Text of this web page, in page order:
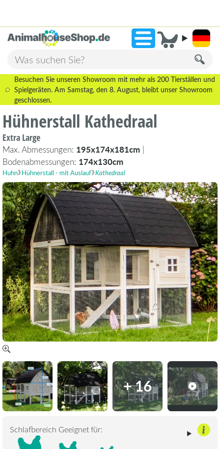
»2.238 Bewertungen!
Besuchen Sie unseren Showroom mit mehr als 200 Tierställen und
Spielgeräten. Am Samstag, den 8. August, bleibt unser Showroom
geschlossen.
Hühnerstall Kathedraal
Extra Large
Max. Abmessungen: 195x174x181cm |
Bodenabmessungen: 174x130cm
Huhn Hühnerstall - mit Auslauf Kathedraal
+ 16
Schlafbereich Geeignet für: